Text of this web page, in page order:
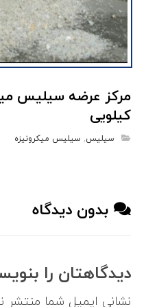
مرکز عرضه سیلیس
کیلویی
سیلیس, سیلیس میکرونیزه
بدون دیدگاه
دیدگاهتان را
نشانی ایمیل شما منتشر